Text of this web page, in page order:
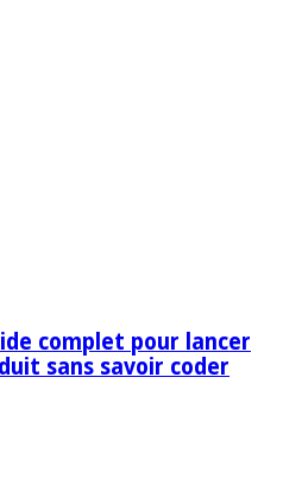
complet pour lancer
sans savoir coder